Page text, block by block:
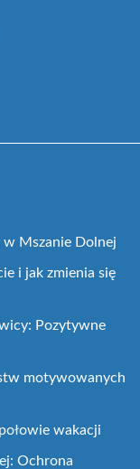
Mszanie Dolnej
i jak zmienia się
Pozytywne
motywowanych
wakacji
Ochrona